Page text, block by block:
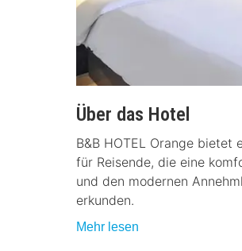
Über das Hotel
B&B HOTEL Orange
für Reisende, die eine
und den modernen
erkunden.
Mehr lesen